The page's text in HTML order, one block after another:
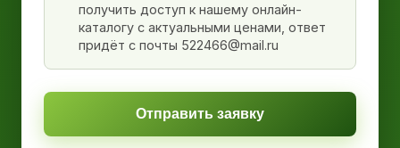
получить доступ к нашему онлайн-
каталогу с актуальными ценами, ответ
придёт с почты 522466@mail.ru
Отправить заявку